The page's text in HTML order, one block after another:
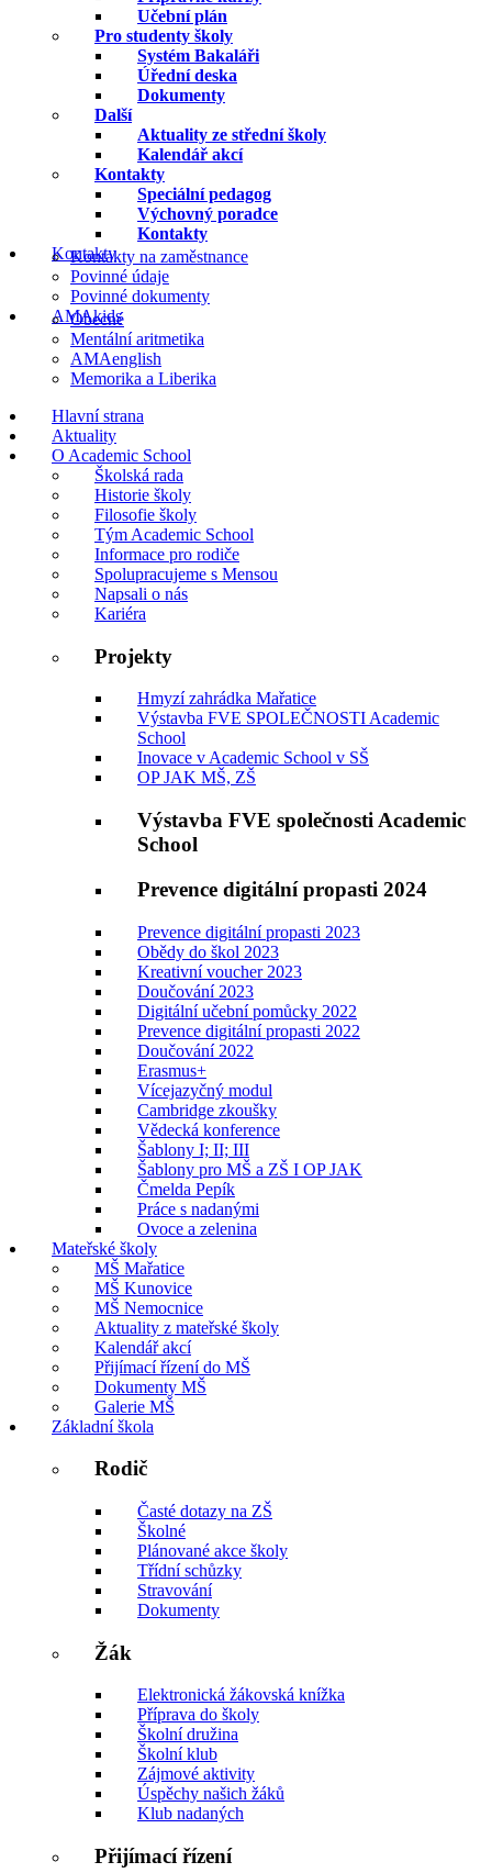
Učební plán
Pro studenty školy
Systém Bakaláři
Úřední deska
Dokumenty
Další
Aktuality ze střední školy
Kalendář akcí
Kontakty
Speciální pedagog
Výchovný poradce
Kontakty
Kontakty
Kontakty na zaměstnance
Povinné údaje
Povinné dokumenty
AMAkids
Obecné
Mentální aritmetika
AMAenglish
Memorika a Liberika
Hlavní strana
Aktuality
O Academic School
Školská rada
Historie školy
Filosofie školy
Tým Academic School
Informace pro rodiče
Spolupracujeme s Mensou
Napsali o nás
Kariéra
Projekty
Hmyzí zahrádka Mařatice
Výstavba FVE SPOLEČNOSTI Academic
School
Inovace v Academic School v SŠ
OP JAK MŠ, ZŠ
Výstavba FVE společnosti Academic
School
Prevence digitální propasti 2024
Prevence digitální propasti 2023
Obědy do škol 2023
Kreativní voucher 2023
Doučování 2023
Digitální učební pomůcky 2022
Prevence digitální propasti 2022
Doučování 2022
Erasmus+
Vícejazyčný modul
Cambridge zkoušky
Vědecká konference
Šablony I; II; III
Šablony pro MŠ a ZŠ I OP JAK
Čmelda Pepík
Práce s nadanými
Ovoce a zelenina
Mateřské školy
MŠ Mařatice
MŠ Kunovice
MŠ Nemocnice
Aktuality z mateřské školy
Kalendář akcí
Přijímací řízení do MŠ
Dokumenty MŠ
Galerie MŠ
Základní škola
Rodič
Časté dotazy na ZŠ
Školné
Plánované akce školy
Třídní schůzky
Stravování
Dokumenty
Žák
Elektronická žákovská knížka
Příprava do školy
Školní družina
Školní klub
Zájmové aktivity
Úspěchy našich žáků
Klub nadaných
Přijímací řízení